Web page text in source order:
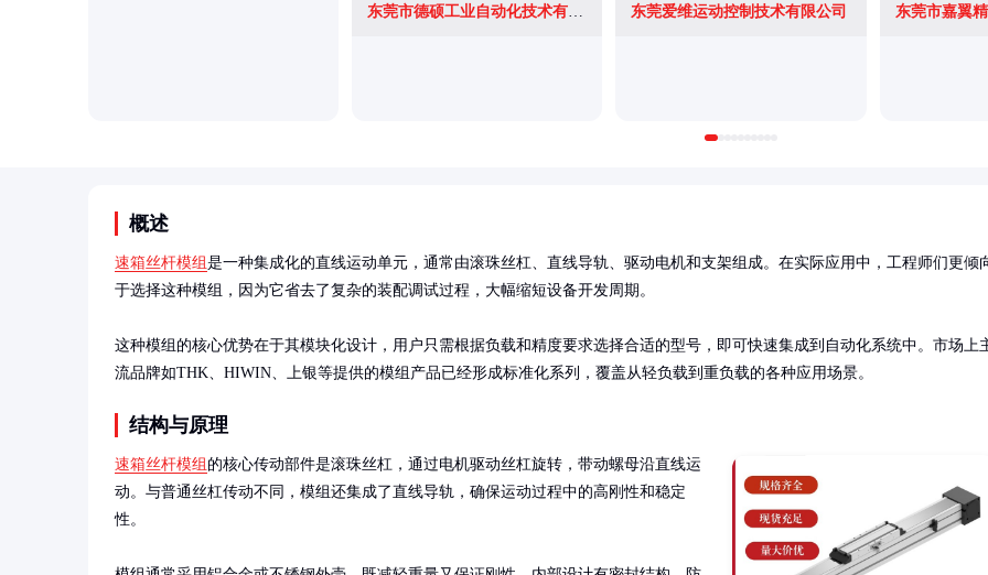
东莞市德硕工业自动化技术有限公司 东莞爱维运动控制技术有限公司 东莞市嘉翼
概述
速箱丝杆模组 是一种集成化的直线运动单元，通常由滚珠丝杠、直线导轨、驱动电机和支架组成。在实际应用中，工程师们更倾
于选择这种模组，因为它省去了复杂的装配调试过程，大幅缩短设备开发周期。
这种模组的核心优势在于其模块化设计，用户只需根据负载和精度要求选择合适的型号，即可快速集成到自动化系统中。市场上
流品牌如THK、HIWIN、上银等提供的模组产品已经形成标准化系列，覆盖从轻负载到重负载的各种应用场景。
结构与原理
速箱丝杆模组 的核心传动部件是滚珠丝杠，通过电机驱动丝杠旋转，带动螺母沿直线运
动。与普通丝杠传动不同，模组还集成了直线导轨，确保运动过程中的高刚性和稳定
性。